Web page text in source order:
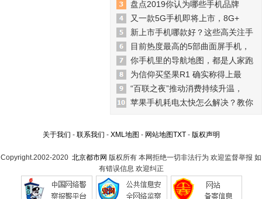
盘点2019你认为哪些手机品牌
又一款5G手机即将上市，8G+
新上市手机哪款好？这些高关注手
目前热度最高的5部曲面屏手机，
你手机里的导航地图，都是人家跑
为信仰买坚果R1 确实称得上最
“百联之夜”推动消费持续升温，
苹果手机耗电太快怎么解决？教你
关于我们 - 联系我们 - XML地图 - 网站地图TXT- 版权声明
Copyright.2002-2020 北京都市网 版权所有 本网拒绝一切非法行为 欢迎监督举报 如
有错误信息 欢迎纠正